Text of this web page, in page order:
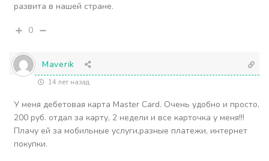
развита в нашей стране.
0
Maverik
14 лет назад
У меня дебетовая карта Master Card. Очень удобно и просто,
200 руб. отдал за карту, 2 недели и все карточка у меня!!!
Плачу ей за мобильные услуги,разные платежи, интернет
покупки.